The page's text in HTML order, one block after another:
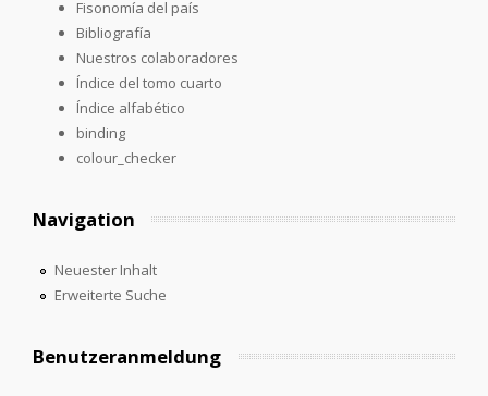
Fisonomía del país
Bibliografía
Nuestros colaboradores
Índice del tomo cuarto
Índice alfabético
binding
colour_checker
Navigation
Neuester Inhalt
Erweiterte Suche
Benutzeranmeldung